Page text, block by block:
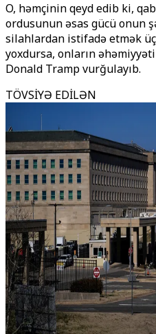
O, həmçinin qeyd edib ki,
ordusunun əsas gücü onun
silahlardan istifadə etmək
yoxdursa, onların əhəmiyyəti
Donald Tramp vurğulayıb.
TÖVSİYƏ EDİLƏN